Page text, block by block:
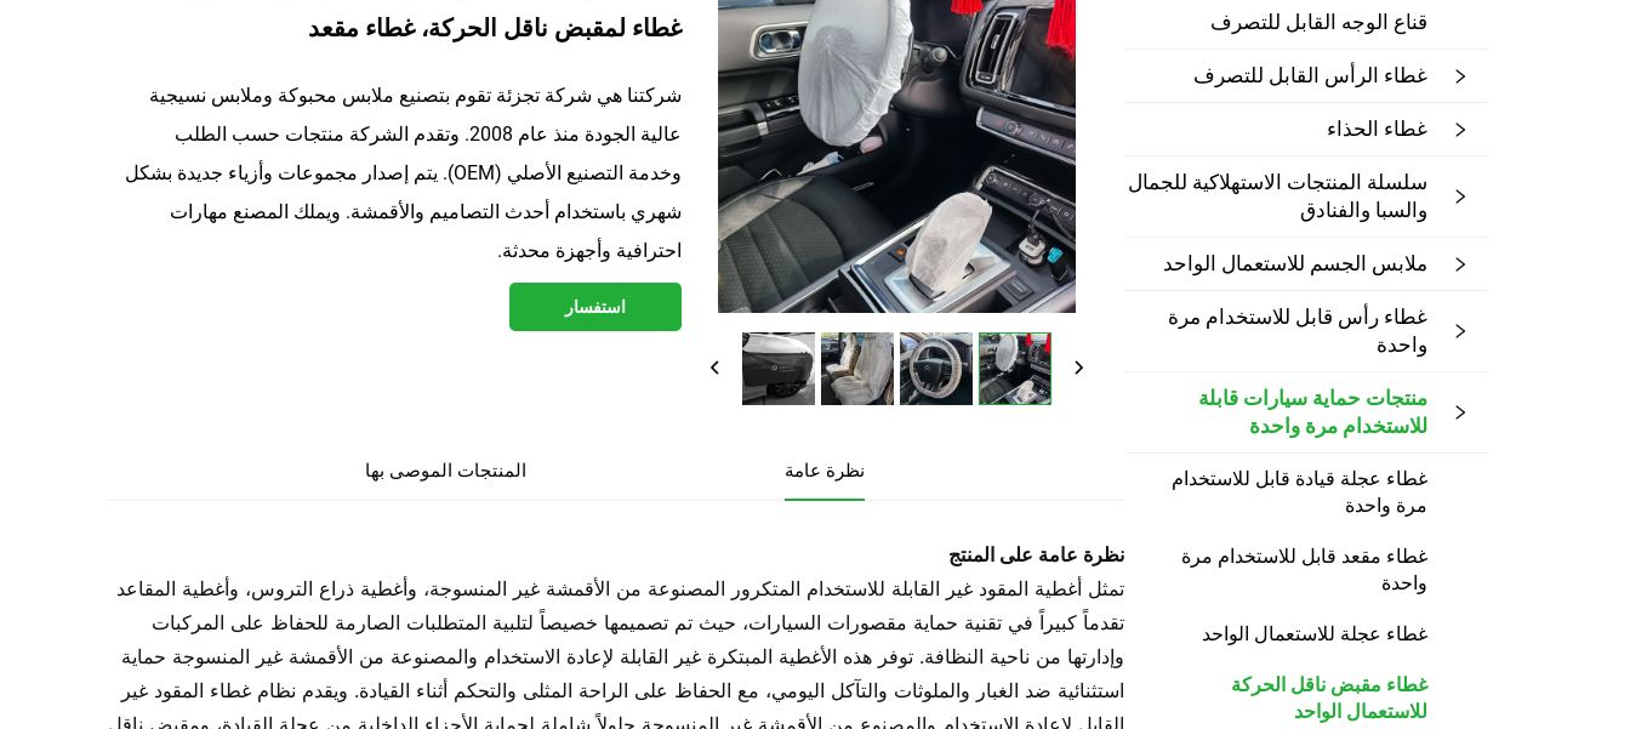
قناع الوجه القابل للتصرف
غطاء الرأس القابل للتصرف
غطاء الحذاء
سلسلة المنتجات الاستهلاكية للجمال
والسبا والفنادق
ملابس الجسم للاستعمال الواحد
غطاء رأس قابل للاستخدام مرة
واحدة
منتجات حماية سيارات قابلة
للاستخدام مرة واحدة
غطاء عجلة قيادة قابل للاستخدام
مرة واحدة
غطاء مقعد قابل للاستخدام مرة
واحدة
غطاء عجلة للاستعمال الواحد
غطاء مقبض ناقل الحركة
للاستعمال الواحد
غطاء لمقبض ناقل الحركة، غطاء مقعد
شركتنا هي شركة تجزئة تقوم بتصنيع ملابس محبوكة وملابس نسيجية
عالية الجودة منذ عام 2008. وتقدم الشركة منتجات حسب الطلب
وخدمة التصنيع الأصلي (OEM). يتم إصدار مجموعات وأزياء جديدة بشكل
شهري باستخدام أحدث التصاميم والأقمشة. ويملك المصنع مهارات
احترافية وأجهزة محدثة.
استفسار
نظرة عامة المنتجات الموصى بها
نظرة عامة على المنتج
تمثل أغطية المقود غير القابلة للاستخدام المتكرور المصنوعة من الأقمشة غير المنسوجة، وأغطية ذراع التروس، وأغطية المقاعد
تقدماً كبيراً في تقنية حماية مقصورات السيارات، حيث تم تصميمها خصيصاً لتلبية المتطلبات الصارمة للحفاظ على المركبات
وإدارتها من ناحية النظافة. توفر هذه الأغطية المبتكرة غير القابلة لإعادة الاستخدام والمصنوعة من الأقمشة غير المنسوجة حماية
استثنائية ضد الغبار والملوثات والتآكل اليومي، مع الحفاظ على الراحة المثلى والتحكم أثناء القيادة. ويقدم نظام غطاء المقود غير
القابل لإعادة الاستخدام والمصنوع من الأقمشة غير المنسوجة حلولاً شاملة لحماية الأجزاء الداخلية من عجلة القيادة، ومقبض ناقل